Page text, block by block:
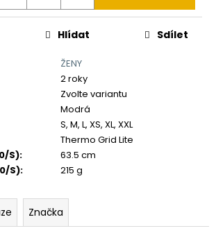
ŽENY
2 roky
Zvolte variantu
Modrá
S, M, L, XS, XL, XXL
Thermo Grid Lite
S):
63.5 cm
S): 215 g
Hlídat Sdílet
Značka